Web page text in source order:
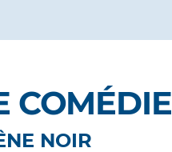
COMÉDIE
NOIR